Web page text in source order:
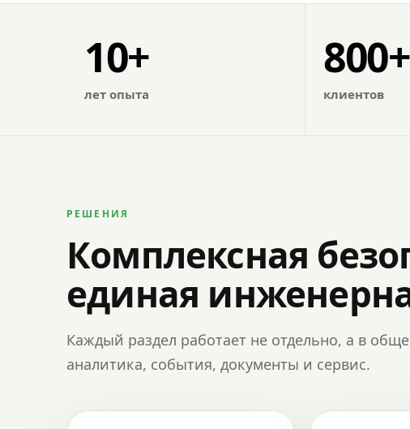
10+
лет опыта
800+
клиентов
РЕШЕНИЯ
Комплексная
единая
Каждый раздел работает не отдельно, а в
аналитика, события, документы и сервис.